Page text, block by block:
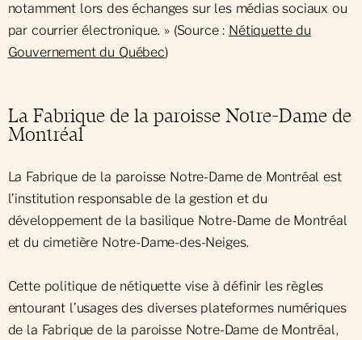
Mise en terre
Demandes d'entretien
Conversion écologique
Certification arboricole
notamment lors des échanges sur les médias sociaux ou
par courrier électronique. » (Source : Nétiquette du
Gouvernement du Québec)
La Fabrique de la paroisse Notre-Dame de
Montréal
La Fabrique de la paroisse Notre-Dame de Montréal est
l’institution responsable de la gestion et du
développement de la basilique Notre-Dame de Montréal
et du cimetière Notre-Dame-des-Neiges.
Cette politique de nétiquette vise à définir les règles
entourant l’usages des diverses plateformes numériques
de la Fabrique de la paroisse Notre-Dame de Montréal,